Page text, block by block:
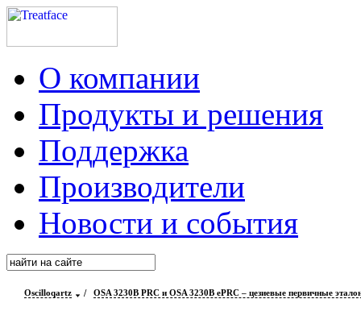
О компании
Продукты и решения
Поддержка
Производители
Новости и события
Oscilloqartz / OSA 3230B PRC и OSA 3230B ePRC – цезиевые первичные